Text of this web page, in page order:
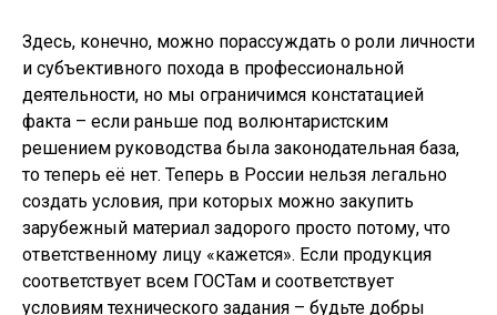
Здесь, конечно, можно порассуждать о роли личности
и субъективного похода в профессиональной
деятельности, но мы ограничимся констатацией
факта – если раньше под волюнтаристским
решением руководства была законодательная база,
то теперь её нет. Теперь в России нельзя легально
создать условия, при которых можно закупить
зарубежный материал задорого просто потому, что
ответственному лицу «кажется». Если продукция
соответствует всем ГОСТам и соответствует
условиям технического задания – будьте добры